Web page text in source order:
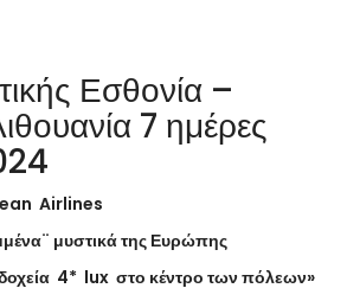
Εσθονία –
7 ημέρες
Airlines
μυστικά της Ευρώπης
4* lux στο κέντρο των πόλεων»